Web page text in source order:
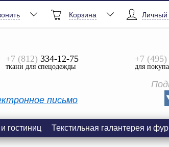
Личный
Корзина
+7 (812) 334-12-75
ткани для спецодежды
+7 (495)
для
письмо
гостиниц Текстильная галантерея и